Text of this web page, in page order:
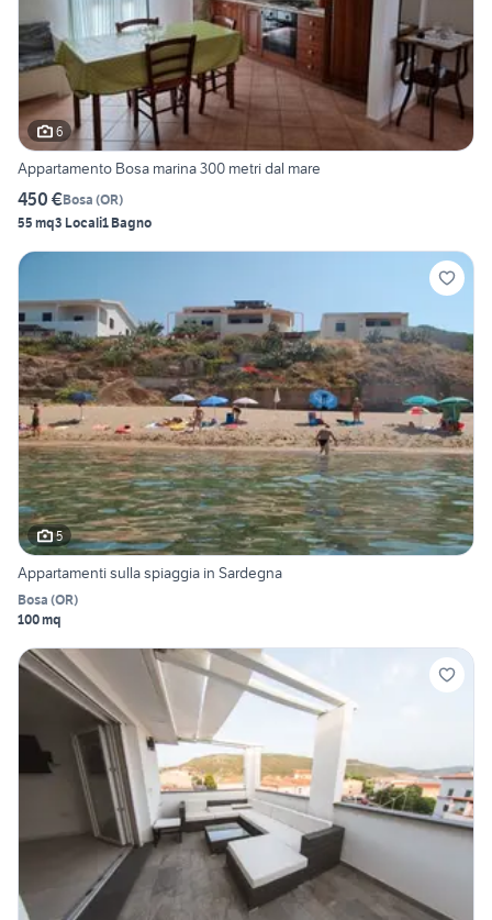
6
Appartamento Bosa marina 300 metri dal mare
450 €Bosa (OR)
55 mq3 Locali1 Bagno
5
Appartamenti sulla spiaggia in Sardegna
Bosa (OR)
100 mq